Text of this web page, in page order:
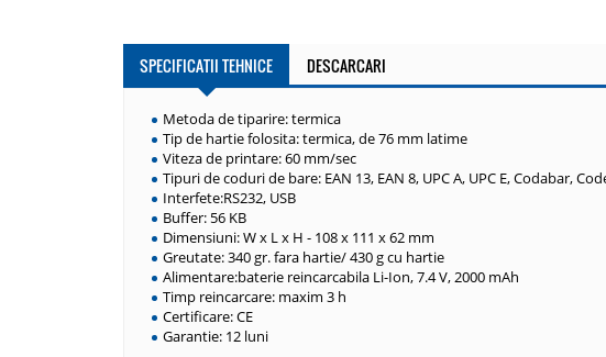
SPECIFICATII TEHNICE DESCARCARI
Metoda de tiparire: termica
Tip de hartie folosita: termica, de 76 mm latime
Viteza de printare: 60 mm/sec
Tipuri de coduri de bare: EAN 13, EAN 8, UPC A, UPC E, Codabar,
Interfete:RS232, USB
Buffer: 56 KB
Dimensiuni: W x L x H - 108 x 111 x 62 mm
Greutate: 340 gr. fara hartie/ 430 g cu hartie
Alimentare:baterie reincarcabila Li-Ion, 7.4 V, 2000 mAh
Timp reincarcare: maxim 3 h
Certificare: CE
Garantie: 12 luni